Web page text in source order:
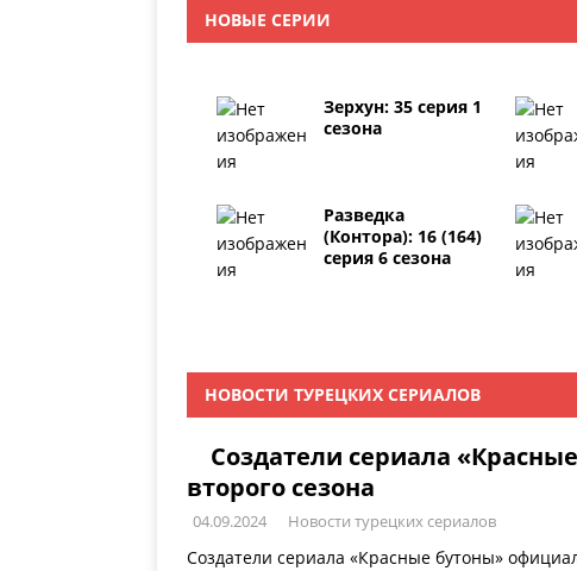
НОВЫЕ СЕРИИ
Зерхун: 35 серия 1
сезона
Разведка
(Контора): 16 (164)
серия 6 сезона
НОВОСТИ ТУРЕЦКИХ СЕРИАЛОВ
Создатели сериала
второго сезона
04.09.2024 Новости турецких сериалов
Создатели сериала «Красные бутоны»